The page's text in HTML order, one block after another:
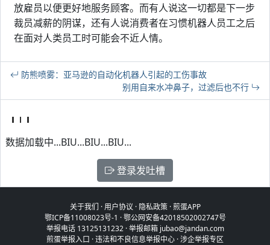
放雇员以便更好地服务顾客。而有人说这一切都是下一步
裁员减薪的阴谋，还有人说消费者在习惯机器人员工之后
在面对人类员工时可能会不近人情。
防熊喷雾：亚马逊的自动化机器人引起的工伤事故
别用自来水冲鼻子，过滤后也不行
数据加载中...BIU...BIU...BIU...
登录发吐槽
关于我们 ·用户协议 · 隐私政策·煎蛋APP
鄂ICP备11008023号-1 ·鄂公网安备42018502002747号
举报电话 13125131232 · 举报邮箱 jubao@jandan.com
煎蛋举报入口 ·违法和不良信息举报中心 ·涉企举报专区